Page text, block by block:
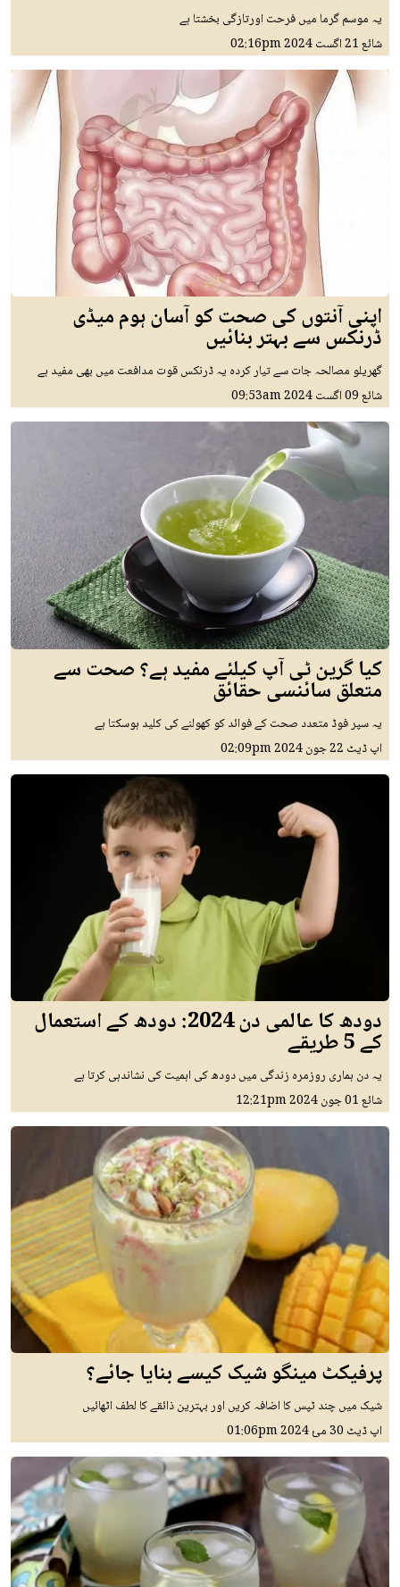
یہ موسم گرما میں فرحت اورتازگی بخشتا ہے
شائع21 اگست 2024 02:16pm
اپنی آنتوں کی صحت کو آسان ہوم میڈی
ڈرنکس سے بہتر بنائیں
گھریلو مصالحہ جات سے تیار کردہ یہ ڈرنکس قوت مدافعت میں بھی مفید ہے
شائع09 اگست 2024 09:53am
کیا گرین ٹی آپ کیلئے مفید ہے؟ صحت سے
متعلق سائنسی حقائق
یہ سپر فوڈ متعدد صحت کے فوائد کو کھولنے کی کلید ہوسکتا ہے
اپ ڈیٹ 22 جون 2024 02:09pm
دودھ کا عالمی دن 2024: دودھ کے استعمال
کے 5 طریقے
یہ دن ہماری روزمرہ زندگی میں دودھ کی اہمیت کی نشاندہی کرتا ہے
شائع01 جون 2024 12:21pm
پرفیکٹ مینگو شیک کیسے بنایا جائے؟
شیک میں چند ٹپس کا اضافہ کریں اور بہترین ذائقے کا لطف اٹھائیں
اپ ڈیٹ 30 مئ 2024 01:06pm